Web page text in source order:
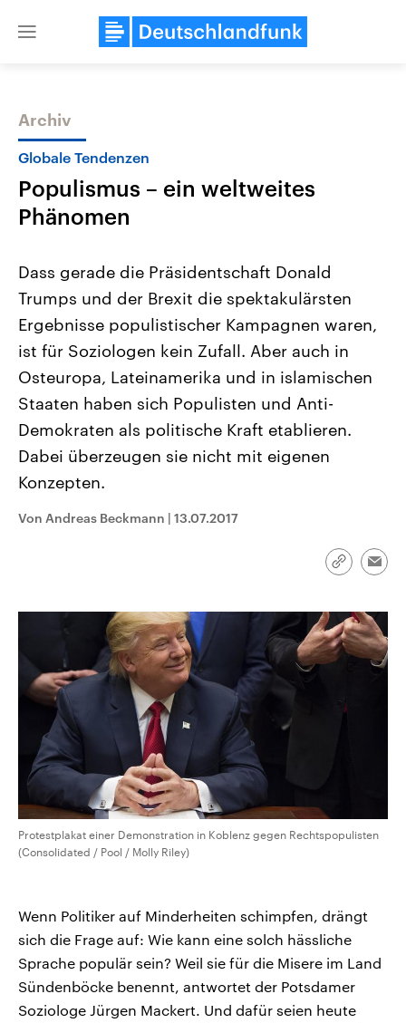
Close
Themen
Landtagswahl Sachsen-Anhalt
2026
Alle Informationen
Sachsen-Anhalt wählt am 6.
September 2026 einen neuen
Landtag. Seit 2021 wird das
Bundesland von einer Koalition aus
Umfragen, Prognosen,
Wahlprogramme, aktuelle Berichte
und Hintergründe zu den Parteien
und Kandidaten der anstehenden
Wahl.
Aktuelle Beiträge,
Hintergründe
Wirtschaftlich und
gehören die Vereinigten
den mächtigsten Ländern
mit großem Einfluss auf
Sendungen Programm Podcasts
Archiv
Globale Tendenzen
Populismus – ein weltweites
Phänomen
Dass gerade die Präsidentschaft Donald
Trumps und der Brexit die spektakulärsten
Ergebnisse populistischer Kampagnen waren,
ist für Soziologen kein Zufall. Aber auch in
Osteuropa, Lateinamerika und in islamischen
Staaten haben sich Populisten und Anti-
Demokraten als politische Kraft etablieren.
Dabei überzeugen sie nicht mit eigenen
Konzepten.
Von Andreas Beckmann | 13.07.2017
Link
Protestplakat einer Demonstration in Koblenz gegen Rechtspopulisten
(Consolidated / Pool / Molly Riley)
Wenn Politiker auf Minderheiten schimpfen, drängt
sich die Frage auf: Wie kann eine solch hässliche
Sprache populär sein? Weil sie für die Misere im Land
Sündenböcke benennt, antwortet der Potsdamer
Soziologe Jürgen Mackert. Und dafür seien heute